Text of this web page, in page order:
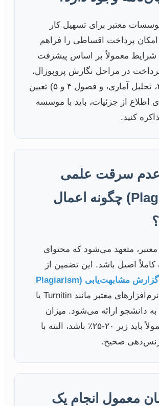
معتبر برای تسهیل کار
امکان پرداخت اقساطی را فراهم
شرایط معمولاً بر اساس پیشرفت
پرداخت در مراحل نگارش پروپوزال،
فصول ۱ تا ۳، تحلیل آماری، و فصول ۴ و ۵) تعیین
اطلاع از جزئیات، باید با موسسه
کنید.
سرقت علمی
(Plagiarism) چگونه اعمال
متعهد می‌شود که محتوای
اصیل باشد. این تضمین از
گزارش مشابهت‌یابی (Plagiarism
از نرم‌افزارهای معتبر مانند Turnitin یا
iThenticate به دانشجو ارائه می‌شود. میزان
مشابهت معمولاً باید زیر ۲۰-۲۵٪ باشد، البته با
صحیح.
معمول انجام یک